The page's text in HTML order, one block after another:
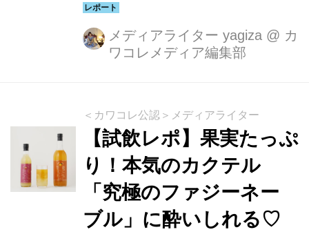
べてがオリジナル商品。日本酒・梅
酒・果実酒・焼酎・クラフトビール・
ワインなど、あらゆるジャンルのクラ
メディアライター yagiza @ カ
ワコレメディア編集部
＜カワコレ公認＞メディアライター
【試飲レポ】果実たっぷ
り！本気のカクテル
「究極のファジーネー
ブル」に酔いしれる♡